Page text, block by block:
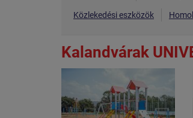
Közlekedési eszközök
Kalandvárak